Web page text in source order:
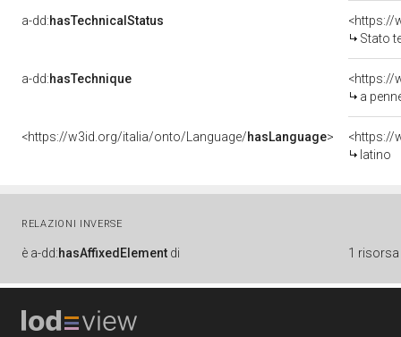
a-dd:hasTechnicalStatus
Stato
a-dd:hasTechnique
<https://
a
<https://w3id.org/italia/onto/Language/hasLanguage>
<https://
latino
RELAZIONI INVERSE
è a-dd:hasAffixedElement di 1 risorsa